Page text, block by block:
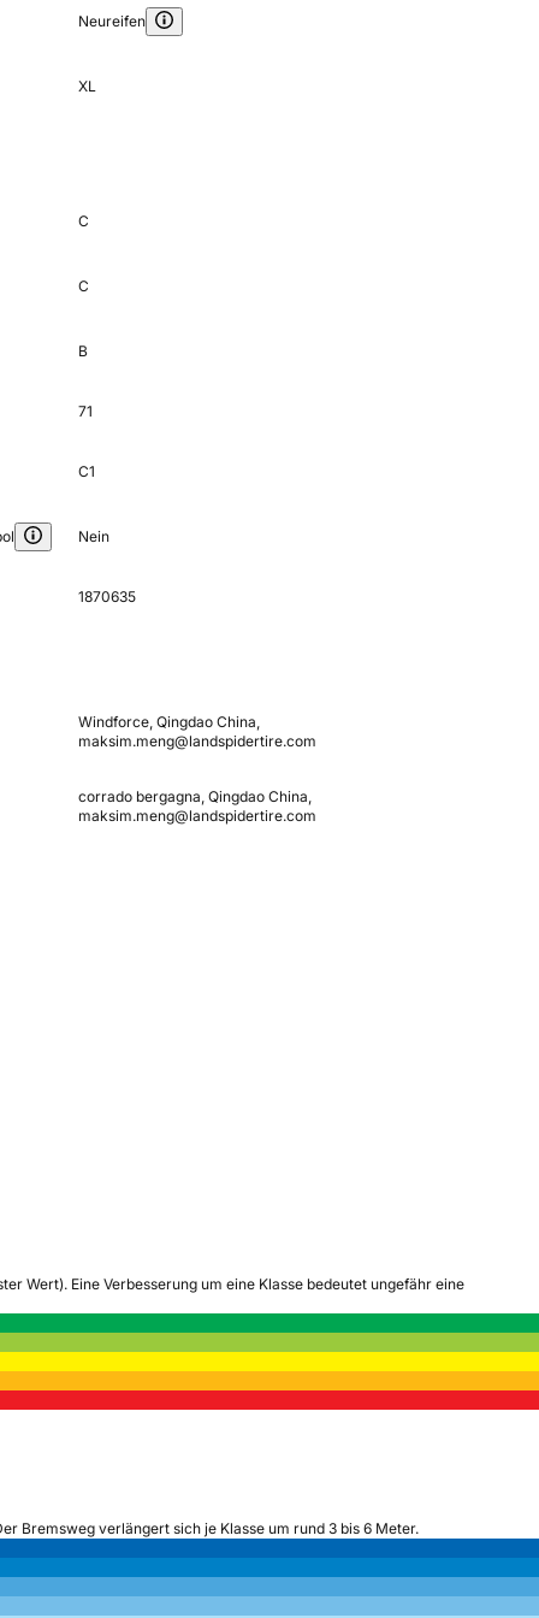
Neureifen
XL
C
C
B
71
C1
Nein
1870635
Windforce, Qingdao China,
maksim.meng@landspidertire.com
corrado bergagna, Qingdao China,
maksim.meng@landspidertire.com
Wert). Eine Verbesserung um eine Klasse bedeutet ungefähr eine
Bremsweg verlängert sich je Klasse um rund 3 bis 6 Meter.